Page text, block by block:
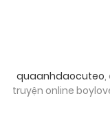
quaanhdaocuteo,
truyện online